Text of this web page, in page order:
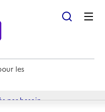
les
par besoin